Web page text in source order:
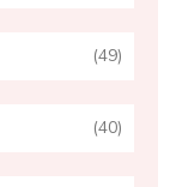
(49)
(40)